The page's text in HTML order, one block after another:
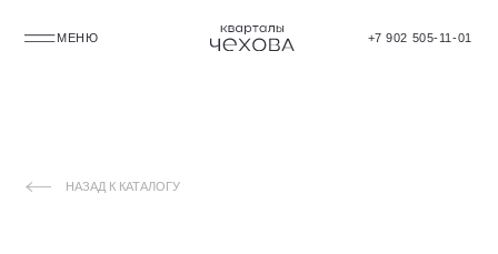
МЕНЮ +7 902 505-11-01